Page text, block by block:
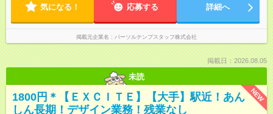
気になる！ 応募する 詳細へ
掲載元企業名 パーソルテンプスタッフ株式会社
掲載日：2026.08.05
未読
NEW
1800円＊【ＥＸＣＩＴＥ】【大手】駅近！あん
しん長期！デザイン業務！残業なし